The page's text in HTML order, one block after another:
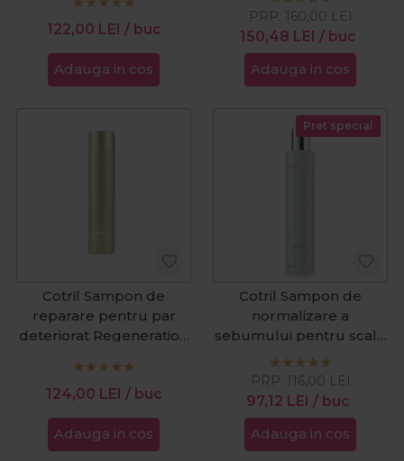
122,00 LEI / buc
Adauga in cos
200ml
150,48 LEI / buc
PRP: 160,00 LEI
Adauga in cos
Cotril Sampon de
reparare pentru par
deteriorat Regeneration
124,00 LEI / buc
Adauga in cos
Pret special
Cotril Sampon de
normalizare a
sebumului pentru scalp
gras Scalp Care Balance
250ml
97,12 LEI / buc
PRP: 116,00 LEI
Adauga in cos